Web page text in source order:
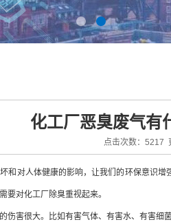
化工厂恶臭废气有
点击次数：5217
和对人体健康的影响，让我们的环保意识
要对化工厂除臭重视起来。
伤害很大。比如有害气体、有害水、有害细